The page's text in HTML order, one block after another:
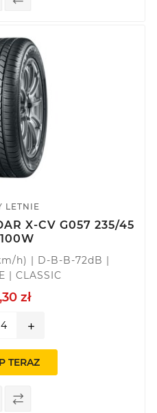
LETNIE
X-CV G057 235/45
h) | D-B-B-72dB |
| CLASSIC
zł
add
TERAZ